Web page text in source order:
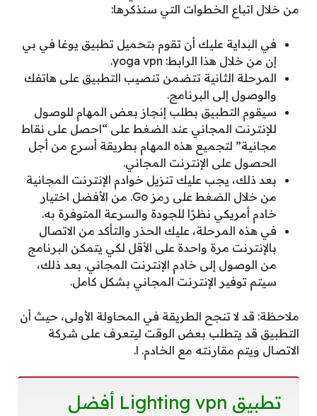
من خلال اتباع الخطوات التي سنذكرها:
في البداية عليك أن تقوم بتحميل تطبيق يوغا في بي
إن من خلال هذا الرابط: yoga vpn.
المرحلة الثانية تتضمن تنصيب التطبيق على هاتفك
والوصول إلى البرنامج.
سيقوم التطبيق بطلب إنجاز بعض المهام للوصول
للإنترنت المجاني عند الضغط على “احصل على نقاط
مجانية” لتجميع هذه المهام بطريقة أسرع من أجل
الحصول على الإنترنت المجاني.
بعد ذلك، يجب عليك تنزيل خوادم الإنترنت المجانية
من خلال الضغط على رمز Go. من الأفضل اختيار
خادم أمريكي نظرًا للجودة والسرعة المتوفرة به.
في هذه المرحلة، عليك الحذر والتأكد من الاتصال
بالإنترنت مرة واحدة على الأقل لكي يتمكن البرنامج
من الوصول إلى خادم الإنترنت المجاني. بعد ذلك،
سيتم توفير الإنترنت المجاني بشكل كامل.
ملاحظة: قد لا تنجح الطريقة في المحاولة الأولى، حيث أن
التطبيق قد يتطلب بعض الوقت ليتعرف على شركة
الاتصال ويتم مقارنته مع الخادم. ا.
تطبيق Lighting vpn أفضل